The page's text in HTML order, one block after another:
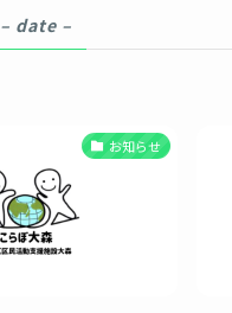
– date –
お知らせ